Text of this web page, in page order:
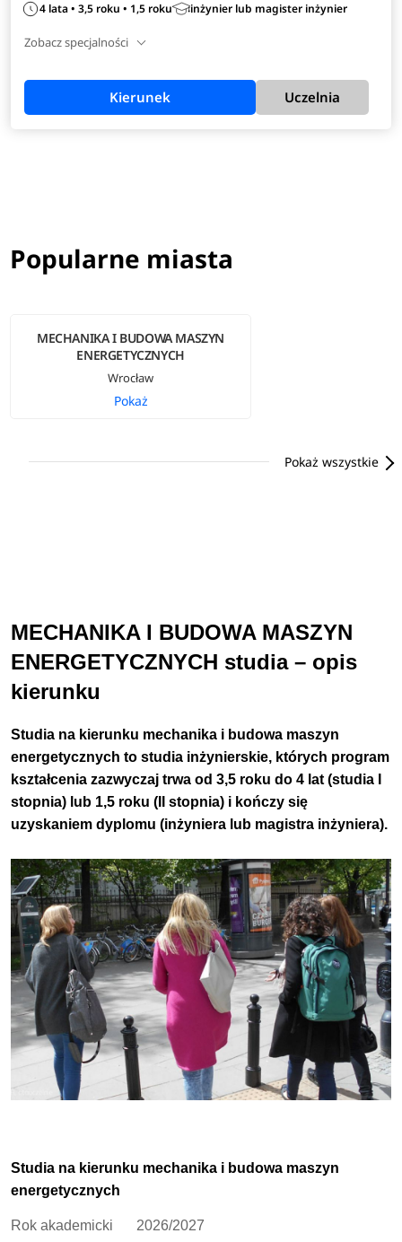
4 lata • 3,5 roku • 1,5 roku inżynier lub magister inżynier
Zobacz specjalności
Kierunek Uczelnia
Popularne miasta
MECHANIKA I BUDOWA MASZYN
ENERGETYCZNYCH
Wrocław
Pokaż
Pokaż wszystkie
MECHANIKA I BUDOWA MASZYN
ENERGETYCZNYCH studia – opis
kierunku
Studia na kierunku mechanika i budowa maszyn
energetycznych to studia inżynierskie, których program
kształcenia zazwyczaj trwa od 3,5 roku do 4 lat (studia I
stopnia) lub 1,5 roku (II stopnia) i kończy się
uzyskaniem dyplomu (inżyniera lub magistra inżyniera).
Studia na kierunku mechanika i budowa maszyn
energetycznych
Rok akademicki 2026/2027